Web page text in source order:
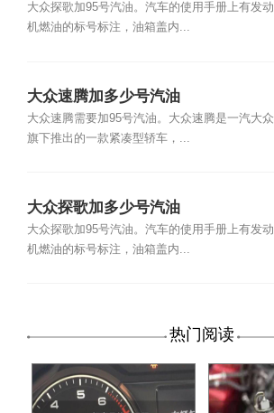
大众探歌加95号汽油。汽车的使用手册上有发动
机燃油的标号标注，油箱盖内...
大众速腾加多少号汽油
大众速腾需要加95号汽油。大众速腾是一汽大众
旗下推出的一款紧凑型轿车，...
大众探歌加多少号汽油
大众探歌加95号汽油。汽车的使用手册上有发动
机燃油的标号标注，油箱盖内...
热门阅读